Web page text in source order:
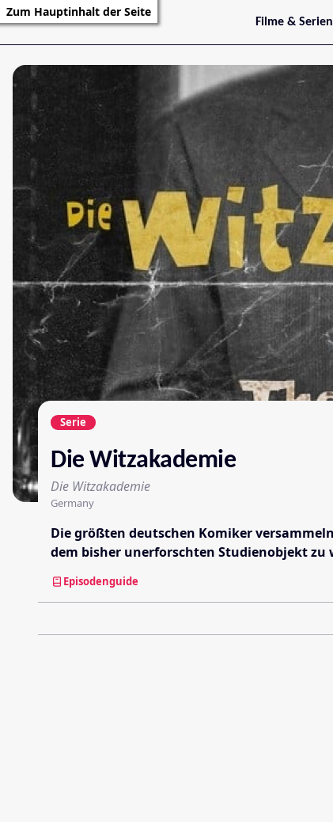
Zum Hauptinhalt der Seite
Filme & Serien
Trailer
Filmarchiv
Serie
Die Witzakademie
Die Witzakademie
Germany
Die größten deutschen Komiker
dem bisher unerforschten Studienobjekt zu
Episodenguide